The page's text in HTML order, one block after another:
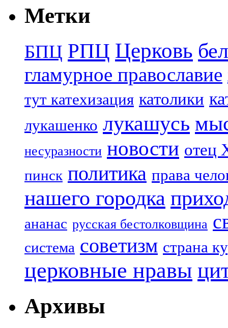
Метки
БПЦ РПЦ Церковь
гламурное православие
тут катехизация католики
лукашенко лукашусь
несуразности новости отец
пинск политика права
нашего городка
ананас русская бестолковщина
система советизм страна
церковные нравы
Архивы